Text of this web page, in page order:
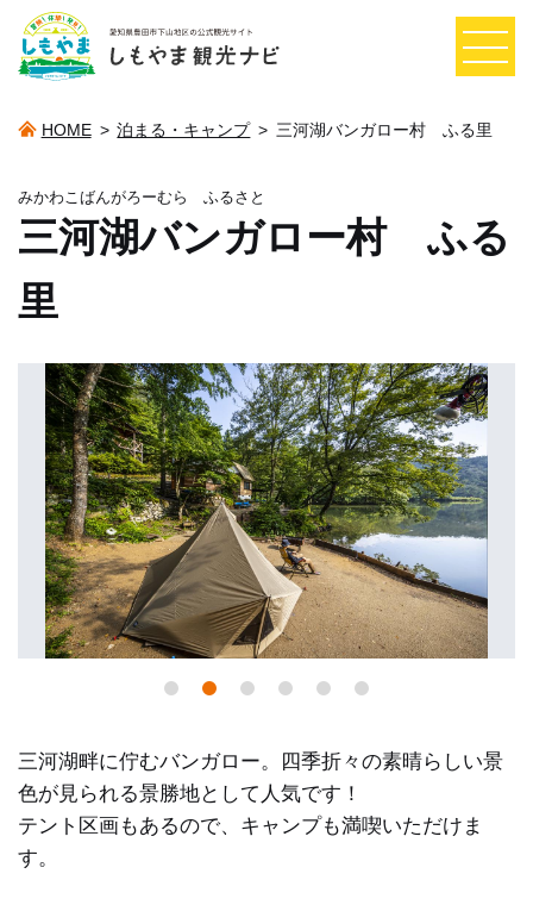
HOME > 泊まる・キャンプ > 三河湖バンガロー村 ふる里
みかわこばんがろーむら ふるさと
三河湖バンガロー村 ふる
里
三河湖畔に佇むバンガロー。四季折々の素晴らしい景
色が見られる景勝地として人気です！
テント区画もあるので、キャンプも満喫いただけま
す。